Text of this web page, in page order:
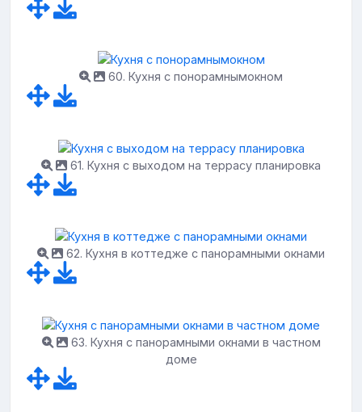
60. Кухня с понорамнымокном
61. Кухня с выходом на террасу планировка
62. Кухня в коттедже с панорамными окнами
63. Кухня с панорамными окнами в частном
доме